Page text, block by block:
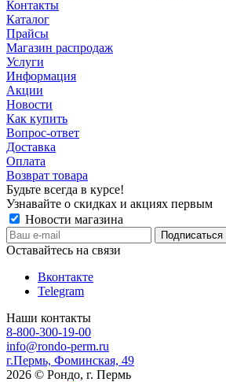
Контакты
Каталог
Прайсы
Магазин распродаж
Услуги
Информация
Акции
Новости
Как купить
Вопрос-ответ
Доставка
Оплата
Возврат товара
Будьте всегда в курсе!
Узнавайте о скидках и акциях первым
Новости магазина
Оставайтесь на связи
Вконтакте
Telegram
Наши контакты
8-800-300-19-00
info@rondo-perm.ru
г.Пермь, Фоминская, 49
2026 © Рондо, г. Пермь